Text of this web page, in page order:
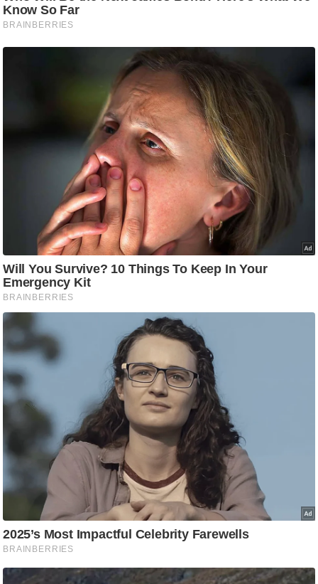
वु
ड
फि
n
g
N
e
w
s
ला
इ
फ
स्टा
ल
लॉ
जी
टी